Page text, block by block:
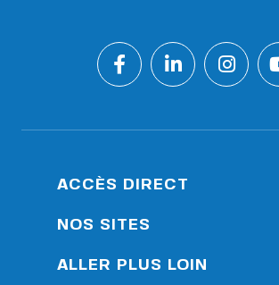
ACCÈS DIRECT
Espace Client
NOS SITES
Société Eau De Marseille
ALLER PLUS LOIN